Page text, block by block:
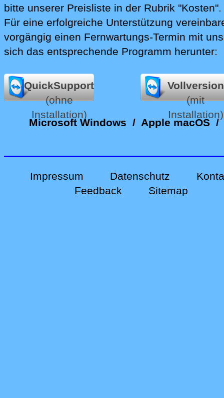
bitte unserer Preisliste in der Rubrik "Kosten".
Für eine erfolgreiche Unterstützung
vorgängig einen Fernwartungs-Termin mit
sich das entsprechende Programm herunter:
QuickSupport
(ohne
Installation)
Vollversion
(mit
Installation)
Microsoft Windows /Apple macOS /
Impressum Datenschutz
Feedback
Sitemap